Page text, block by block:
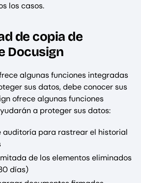
los casos.
de copia de
Docusign
algunas funciones integradas
sus datos, debe conocer sus
ofrece algunas funciones
a proteger sus datos:
auditoría para rastrear el historial
de los elementos eliminados
días)